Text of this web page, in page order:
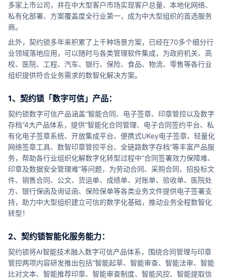
多家上市公司，并在中大型客户市场实现客户总量、本地化网络、
私有化部署、方案覆盖度全行业第一，成为中大型组织的首选服务
商。
此外，契约锁多年来积累了上千种场景方案，已经在70多个细分行
业领域落地应用，可以随时与各类管理软件集成，为政府机关、高
校、医院、工程、汽车、银行、保险、食品、物流、零售等各行业
组织提供符合业务需求的数智化解决方案。
1、契约锁「数字可信」产品：
契约锁数字可信产品涵盖“智能合同、电子签章、印章管控以及数字
存档”4大产品体系，提供“智能化合同管理、电子合同签约平台、私
有化电子签章系统、开放集成平台、便携式UKey电子签章、轻量化
网络签章工具、数智印章管控平台、全链路数字存档”等丰富产品服
务，帮助各行业组织化解数字化转型过程中“合同签署效力保障难、
印章及数据安全管理难”等问题，为劳动合同、采购合同、招投标文
件、销售合同、公文、货运单、成绩单、对账单、验收单、医院处
方、银行保函及询证函、保险保单等各类业务文件提供电子签署支
持，助力中大型组织建立可信的数字化基础，推动业务全程数智化
转型！
2、契约锁智能化服务能力：
契约锁将AI智能技术融入数字可信产品体系，围绕合同管理与印章
管控两项内容研发推出包括“智能起草、智能审查、智能法审、智能
比对文本、智能推荐印章、智能审查制度、智能风控、智能提取信